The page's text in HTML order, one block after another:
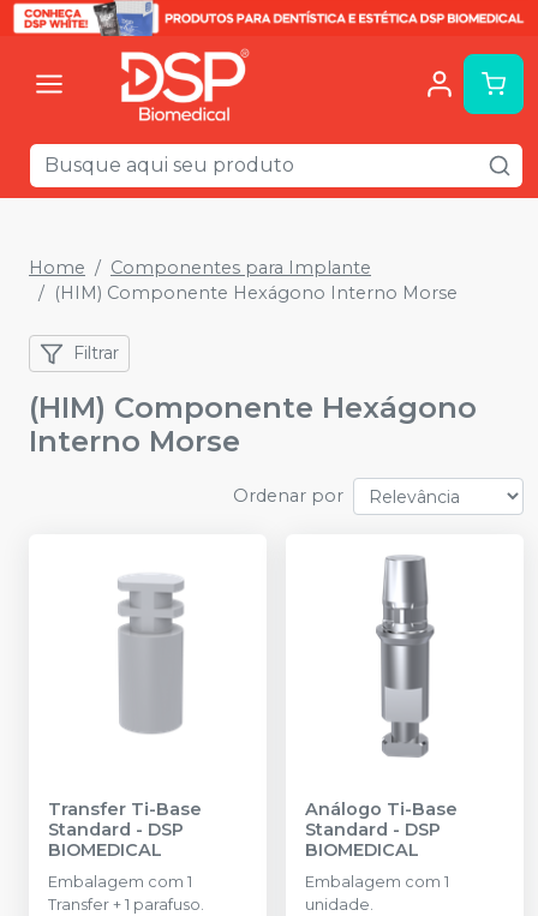
Home
Componentes para Implante
(HIM) Componente Hexágono Interno Morse
Filtrar
(HIM) Componente Hexágono
Interno Morse
Ordenar por
Transfer Ti-Base
Standard - DSP
BIOMEDICAL
Embalagem com 1
Transfer + 1 parafuso.
Análogo Ti-Base
Standard - DSP
BIOMEDICAL
Embalagem com 1
unidade.